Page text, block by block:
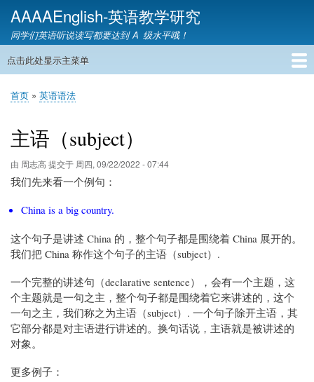
跳
转
到
AAAAEnglish-英语教学研究
同学们英语听说读写都要达到 A 级水平哦！
主
航
点击此处显示主菜单
首页
英语网课
教材精讲
英语语音
英语语法
英语词汇
雅思托福
英语教学
教育资讯
英语家教
联系我们
面
屑
首页 英语语法
主语（subject）
由 周志高提交于 周四, 09/22/2022 - 07:44
我们先来看一个例句：
China is a big country.
这个句子是讲述 China 的，整个句子都是围绕着 China 展开的。
我们把 China 称作这个句子的主语（subject）.
一个完整的讲述句（declarative sentence），会有一个主题，这
个主题就是一句之主，整个句子都是围绕着它来讲述的，这个
一句之主，我们称之为主语（subject）. 一个句子除开主语，其
它部分都是对主语进行讲述的。换句话说，主语就是被讲述的
对象。
更多例子：